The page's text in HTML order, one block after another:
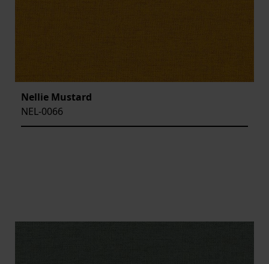
Nellie Mustard
NEL-0066